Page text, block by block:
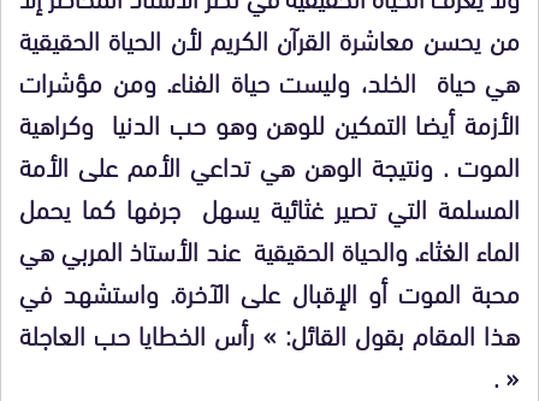
من يحسن معاشرة القرآن الكريم لأن الحياة الحقيقية
هي حياة الخلد، وليست حياة الفناء. ومن مؤشرات
الأزمة أيضا التمكين للوهن وهو حب الدنيا وكراهية
الموت . ونتيجة الوهن هي تداعي الأمم على الأمة
المسلمة التي تصير غثائية يسهل جرفها كما يحمل
الماء الغثاء. والحياة الحقيقية عند الأستاذ المربي هي
محبة الموت أو الإقبال على الآخرة. واستشهد في
هذا المقام بقول القائل: » رأس الخطايا حب العاجلة
« .